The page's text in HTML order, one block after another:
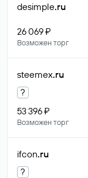
desimple.ru
26 069 ₽
Возможен торг
steemex.ru
?
53 396 ₽
Возможен торг
ifcon.ru
?